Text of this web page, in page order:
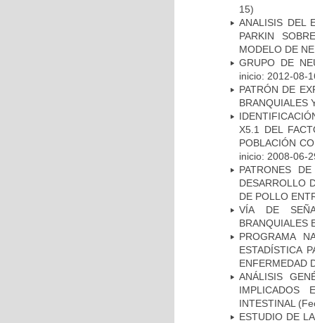
15)
ANALISIS DEL
PARKIN
MODELO DE
GRUPO DE
inicio: 2012-08-
PATRÓN DE
BRANQUIALES
X5.1 DEL
POBLACIÓN
inicio: 2008-06-
PATRONES
DESARROLLO
DE POLLO
VÍA DE
BRANQUIALES
PROGRAMA
ESTADÍSTICA
ENFERMEDAD
ANÁLISIS
IMPLICADOS
INTESTINAL
ESTUDIO DE